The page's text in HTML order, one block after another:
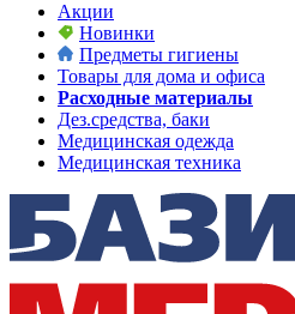
Акции
Новинки
Предметы гигиены
Товары для дома и офиса
Расходные материалы
Дез.средства, баки
Медицинская одежда
Медицинская техника